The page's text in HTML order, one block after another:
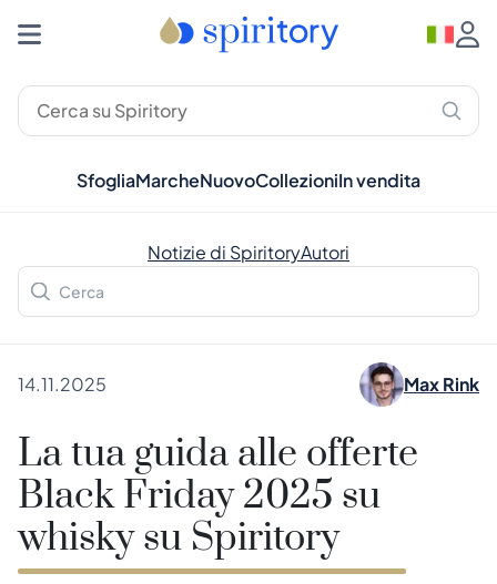
SfogliaMarcheNuovoCollezioniIn vendita
Notizie di SpiritoryAutori
14.11.2025 Max Rink
La tua guida alle offerte
Black Friday 2025 su
whisky su Spiritory